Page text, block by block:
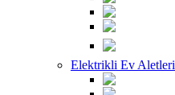
Elektrikli Ev Aletleri